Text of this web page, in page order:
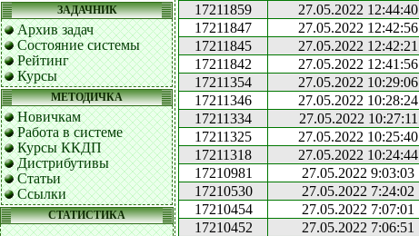
ЗАДАЧНИК
Архив задач
Состояние системы
Рейтинг
Курсы
МЕТОДИЧКА
Новичкам
Работа в системе
Курсы ККДП
Дистрибутивы
Статьи
Ссылки
СТАТИСТИКА
17211859
27.05.2022 12:44:40
17211847
27.05.2022 12:42:56
17211845
27.05.2022 12:42:21
17211842
27.05.2022 12:41:56
17211354
27.05.2022 10:29:06
17211346
27.05.2022 10:28:24
17211334
27.05.2022 10:27:11
17211325
27.05.2022 10:25:40
17211318
27.05.2022 10:24:44
17210981
27.05.2022 9:03:03
17210530
27.05.2022 7:24:02
17210454
27.05.2022 7:07:01
17210452
27.05.2022 7:06:51